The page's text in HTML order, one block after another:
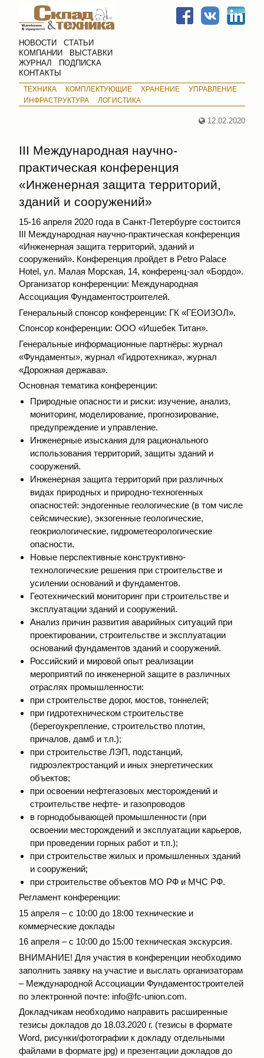
НОВОСТИ
СТАТЬИ
КОМПАНИИ
ВЫСТАВКИ
ЖУРНАЛ
ПОДПИСКА
КОНТАКТЫ
ТЕХНИКА КОМПЛЕКТУЮЩИЕ ХРАНЕНИЕ
УПРАВЛЕНИЕ
ИНФРАСТРУКТУРА
ЛОГИСТИКА
12.02.2020
III Международная научно-
практическая конференция
«Инженерная защита территорий,
зданий и сооружений»
15-16 апреля 2020 года в Санкт-Петербурге состоится
III Международная научно-практическая конференция
«Инженерная защита территорий, зданий и
сооружений». Конференция пройдет в Petro Palace
Hotel, ул. Малая Морская, 14, конференц-зал «Бордо».
Организатор конференции: Международная
Ассоциация Фундаментостроителей.
Генеральный спонсор конференции: ГК «ГЕОИЗОЛ».
Спонсор конференции: ООО «Ишебек Титан».
Генеральные информационные партнёры: журнал
«Фундаменты», журнал «Гидротехника», журнал
«Дорожная держава».
Основная тематика конференции:
Природные опасности и риски: изучение, анализ,
мониторинг, моделирование, прогнозирование,
предупреждение и управление.
Инженерные изыскания для рационального
использования территорий, защиты зданий и
сооружений.
Инженерная защита территорий при различных
видах природных и природно-техногенных
опасностей: эндогенные геологические (в том числе
сейсмические), экзогенные геологические,
геокриологические, гидрометеорологические
опасности.
Новые перспективные конструктивно-
технологические решения при строительстве и
усилении оснований и фундаментов.
Геотехнический мониторинг при строительстве и
эксплуатации зданий и сооружений.
Анализ причин развития аварийных ситуаций при
проектировании, строительстве и эксплуатации
оснований фундаментов зданий и сооружений.
Российский и мировой опыт реализации
мероприятий по инженерной защите в различных
отраслях промышленности:
при строительстве дорог, мостов, тоннелей;
при гидротехническом строительстве
(берегоукрепление, строительство плотин,
причалов, дамб и т.п.);
при строительстве ЛЭП, подстанций,
гидроэлектростанций и иных энергетических
объектов;
при освоении нефтегазовых месторождений и
строительстве нефте- и газопроводов
в горнодобывающей промышленности (при
освоении месторождений и эксплуатации карьеров,
при проведении горных работ и т.п.);
при строительстве жилых и промышленных зданий
и сооружений;
при строительстве объектов МО РФ и МЧС РФ.
Регламент конференции:
15 апреля – с 10:00 до 18:00 технические и
коммерческие доклады
16 апреля – с 10:00 до 15:00 техническая экскурсия.
ВНИМАНИЕ! Для участия в конференции необходимо
заполнить заявку на участие и выслать организаторам
– Международной Ассоциации Фундаментостроителей
по электронной почте: info@fc-union.com.
Докладчикам необходимо направить расширенные
тезисы докладов до 18.03.2020 г. (тезисы в формате
Word, рисунки/фотографии к докладу отдельными
файлами в формате jpg) и презентации докладов до